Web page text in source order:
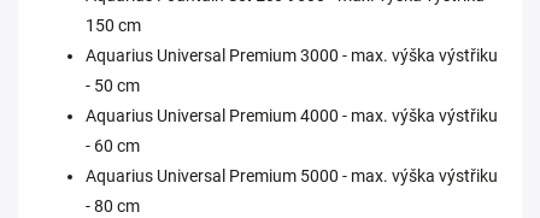
150 cm
Aquarius Universal Premium 3000 - max. výška výstřiku
- 50 cm
Aquarius Universal Premium 4000 - max. výška výstřiku
- 60 cm
Aquarius Universal Premium 5000 - max. výška výstřiku
- 80 cm